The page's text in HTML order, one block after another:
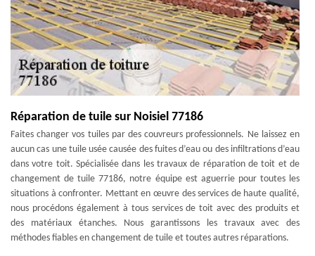
Réparation de tuile sur Noisiel 77186
Faites changer vos tuiles par des couvreurs professionnels. Ne laissez en
aucun cas une tuile usée causée des fuites d’eau ou des infiltrations d’eau
dans votre toit. Spécialisée dans les travaux de réparation de toit et de
changement de tuile 77186, notre équipe est aguerrie pour toutes les
situations à confronter. Mettant en œuvre des services de haute qualité,
nous procédons également à tous services de toit avec des produits et
des matériaux étanches. Nous garantissons les travaux avec des
méthodes fiables en changement de tuile et toutes autres réparations.